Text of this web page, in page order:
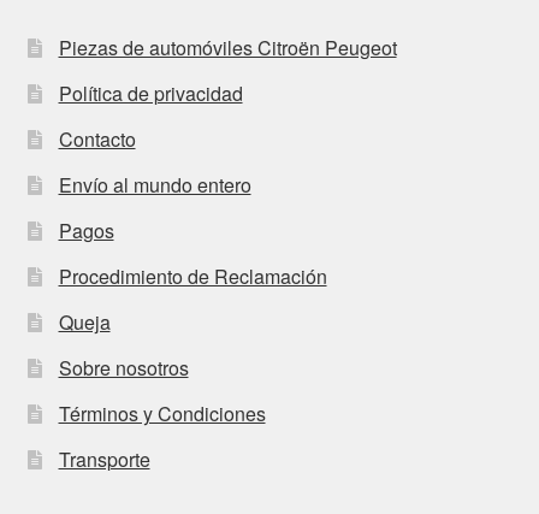
Piezas de automóviles Citroën Peugeot
Política de privacidad
Contacto
Envío al mundo entero
Pagos
Procedimiento de Reclamación
Queja
Sobre nosotros
Términos y Condiciones
Transporte